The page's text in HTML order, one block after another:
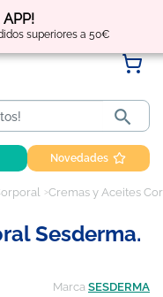
superiores a 50€
por tus compras

Novedades
Cremas y Aceites
Sesderma.
Marca SESDERMA